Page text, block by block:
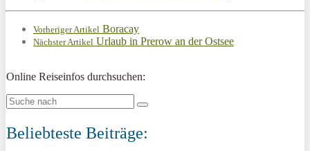
Vorheriger Artikel Boracay
Nächster Artikel Urlaub in Prerow an der Ostsee
Online Reiseinfos durchsuchen:
Beliebteste Beiträge: